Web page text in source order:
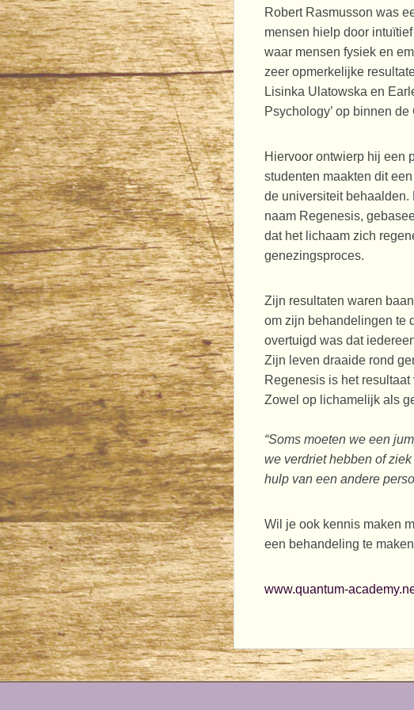
Robert Rasmusson was
mensen hielp door
waar mensen fysiek en
zeer opmerkelijke
Lisinka Ulatowska en
Psychology’ op binnen
Hiervoor ontwierp hij een
studenten maakten dit
de universiteit behaalden.
naam Regenesis,
dat het lichaam zich
genezingsproces.
Zijn resultaten waren
om zijn behandelingen te
overtuigd was dat
Zijn leven draaide rond
Regenesis is het
Zowel op lichamelijk als
“Soms moeten we een
we verdriet hebben of
hulp van een andere
Wil je ook kennis maken
een behandeling te
www.quantum-